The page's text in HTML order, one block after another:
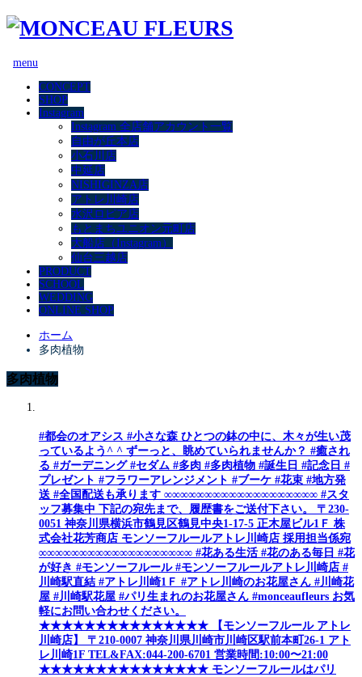
menu
CONCEPT
SHOP
Instagram
Instagram 全店舗アカウント一覧
自由が丘本店
小石川店
中延店
NISHIGINZA店
アトレ川崎店
水沢ロピア店
もとまちユニオン元町店
大船店（Instagram）
仙台三越店
PRODUCT
SCHOOL
WEDDING
ONLINE SHOP
ホーム
多肉植物
多肉植物
#都会のオアシス #小さな森 ひとつの鉢の中に、木々が生い茂
っているよう^ ^ ずーっと、眺めていられませんか？ #癒され
る #ガーデニング #セダム #多肉 #多肉植物 #誕生日 #記念日 #
プレゼント #フラワーアレンジメント #ブーケ #花束 #地方発
送 #全国配送も承ります ∞∞∞∞∞∞∞∞∞∞∞∞∞∞∞∞∞∞∞ #スタ
ッフ募集中 下記の宛先まで、履歴書をご送付下さい。 〒230-
0051 神奈川県横浜市鶴見区鶴見中央1-17-5 正木屋ビル1Ｆ 株
式会社花芳商店 モンソーフルールアトレ川崎店 採用担当係宛
∞∞∞∞∞∞∞∞∞∞∞∞∞∞∞∞∞∞∞ #花ある生活 #花のある毎日 #花
が好き #モンソーフルール #モンソーフルールアトレ川崎店 #
川崎駅直結 #アトレ川崎1Ｆ #アトレ川崎のお花屋さん #川崎花
屋 #川崎駅花屋 #パリ生まれのお花屋さん #monceaufleurs お気
軽にお問い合わせください。
★★★★★★★★★★★★★★★ 【モンソーフルール アトレ
川崎店】 〒210-0007 神奈川県川崎市川崎区駅前本町26-1 アト
レ川崎1F TEL&FAX:044-200-6701 営業時間:10:00〜21:00
★★★★★★★★★★★★★★★ モンソーフルールはパリ